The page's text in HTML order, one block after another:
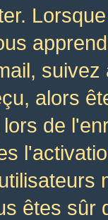
alors
de
êtes sûr